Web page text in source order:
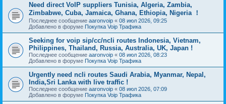
Need direct VoIP suppliers Tunisia, Algeria, Zambia,
Zimbabwe, Cuba, Jamaica, Ghana, Ethiopia, Nigeria ！
Последнее сообщение aaronvoip « 08 июл 2026, 09:25
Добавлено в форуме Покупка Voip Трафика
Seeking for voip sip/cc/ncli routes Indonesia, Vietnam,
Philippines, Thailand, Russia, Australia, UK, Japan !
Последнее сообщение aaronvoip « 08 июл 2026, 08:23
Добавлено в форуме Покупка Voip Трафика
Urgently need ncli routes Saudi Arabia, Myanmar, Nepal,
India,Sri Lanka with live traffic !
Последнее сообщение aaronvoip « 08 июл 2026, 07:09
Добавлено в форуме Покупка Voip Трафика